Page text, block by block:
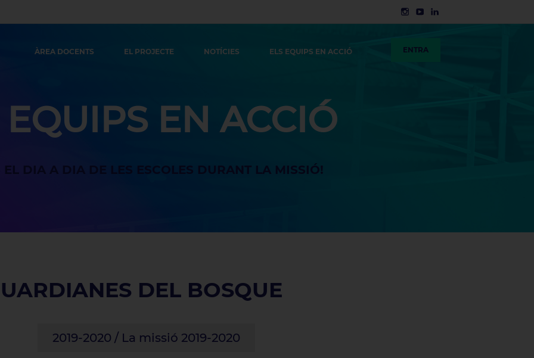
ENTRA
ELS EQUIPS EN ACCIÓ
NOTÍCIES
EL PROJECTE
ÀREA DOCENTS
EN ACCIÓ
EL DIA A DIA DE LES ESCOLES DURANT LA MISSIÓ!
DEL BOSQUE
2019-2020 / La missió 2019-2020